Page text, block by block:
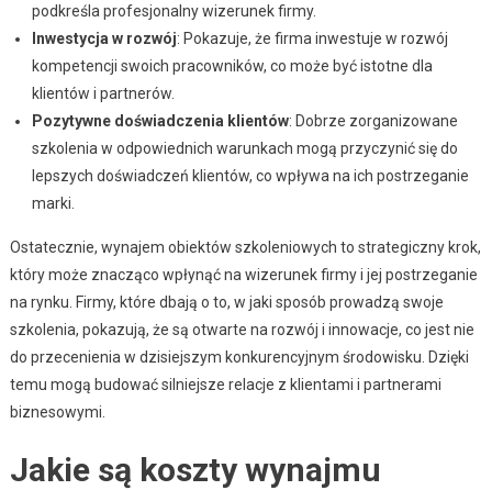
podkreśla profesjonalny wizerunek firmy.
Inwestycja w rozwój: Pokazuje, że firma inwestuje w rozwój
kompetencji swoich pracowników, co może być istotne dla
klientów i partnerów.
Pozytywne doświadczenia klientów: Dobrze zorganizowane
szkolenia w odpowiednich warunkach mogą przyczynić się do
lepszych doświadczeń klientów, co wpływa na ich postrzeganie
marki.
Ostatecznie, wynajem obiektów szkoleniowych to strategiczny krok,
który może znacząco wpłynąć na wizerunek firmy i jej postrzeganie
na rynku. Firmy, które dbają o to, w jaki sposób prowadzą swoje
szkolenia, pokazują, że są otwarte na rozwój i innowacje, co jest nie
do przecenienia w dzisiejszym konkurencyjnym środowisku. Dzięki
temu mogą budować silniejsze relacje z klientami i partnerami
biznesowymi.
Jakie są koszty wynajmu